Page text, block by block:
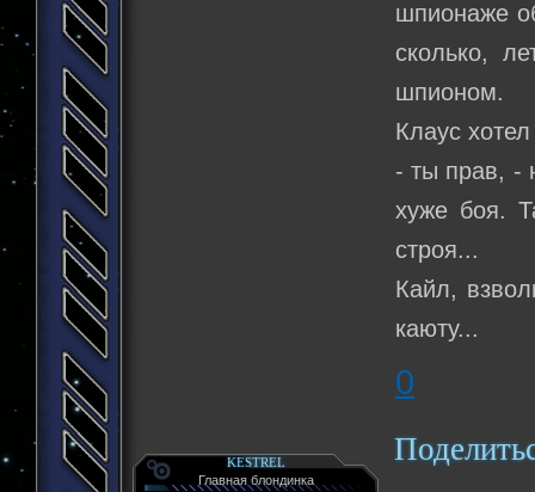
шпионаже
сколько,
шпионом.
Клаус
- ты прав, -
хуже боя.
строя...
Кайл,
каюту...
0
KESTREL
Главная блондинка